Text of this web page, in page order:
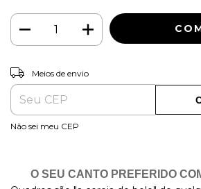
Entregas para o CEP:
Meios de envio
Não sei meu CEP
O SEU CANTO PREFERIDO